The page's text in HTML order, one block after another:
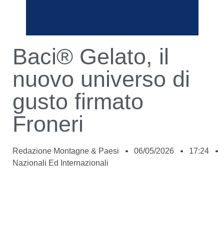
Baci® Gelato, il
nuovo universo di
gusto firmato
Froneri
Redazione Montagne & Paesi 06/05/2026
17:24
Nazionali Ed Internazionali